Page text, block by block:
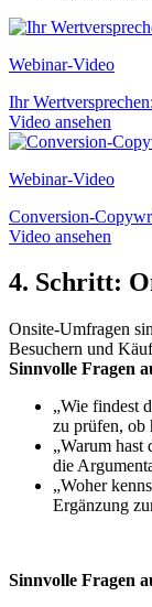
Webinar-Video
Ihr
Video ansehen
Webinar-Video
Conversion-
Video ansehen
4. Schritt:
Onsite-Umfragen
Besuchern und
Sinnvolle Fragen
„Wie findest
zu prüfen, ob
„Warum hast
die
„Woher
Ergänzung
Sinnvolle Fragen